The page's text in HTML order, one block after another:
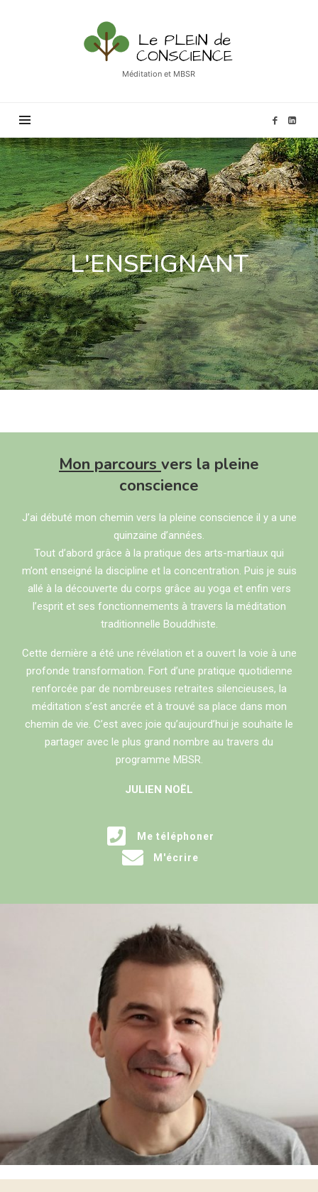
Méditation et MBSR
L'ENSEIGNANT
Mon parcours vers la pleine
conscience
J’ai débuté mon chemin vers la pleine conscience il y a une
quinzaine d’années.
Tout d’abord grâce à la pratique des arts-martiaux qui
m’ont enseigné la discipline et la concentration. Puis je suis
allé à la découverte du corps grâce au yoga et enfin vers
l’esprit et ses fonctionnements à travers la méditation
traditionnelle Bouddhiste.
Cette dernière a été une révélation et a ouvert la voie à une
profonde transformation. Fort d’une pratique quotidienne
renforcée par de nombreuses retraites silencieuses, la
méditation s’est ancrée et à trouvé sa place dans mon
chemin de vie. C’est avec joie qu’aujourd’hui je souhaite le
partager avec le plus grand nombre au travers du
programme MBSR.
JULIEN NOËL
Me téléphoner
M'écrire